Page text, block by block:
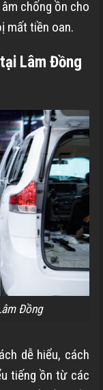
chống ồn cho
mất tiền oan.
Lâm Đồng
Đồng
dễ hiểu, cách
tiếng ồn từ các